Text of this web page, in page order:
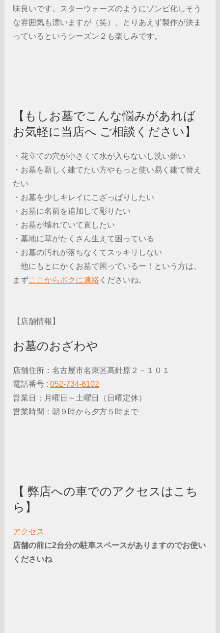
味良いです。スターウォーズのようにゾンビ化しそう
な雰囲気も漂いますが（笑）、とりあえず製作が決ま
っているというシーズン２も楽しみです。
【もしお墓でこんな悩みがあれば
お気軽に当店へ ご相談ください】
・花立ての穴が小さくて水が入らないし洗い難い
・お墓を新しく建てたい方やもっと使い易く建て替え
たい
・お墓を少しキレイにこざっぱりしたい
・お墓に名前を追加して彫りたい
・お墓が壊れていて直したい
・墓地に草がたくさん生えて困っている
・お墓の汚れが落ちなくてスッキリしない
他にもとにかくお墓で困っているー！という方は、
まずここからボクに連絡 くださいね。
【店舗情報】
お墓のおざわや
店舗住所：名古屋市名東区高針原２－１０１
電話番号 :052-734-8102
営業日：月曜日～土曜日（日曜定休）
営業時間：朝９時から夕方５時まで
【 弊店への車でのアクセスはこち
ら】
アクセス
店舗の前に2台分の駐車スペースがありますのでお使い
くださいね